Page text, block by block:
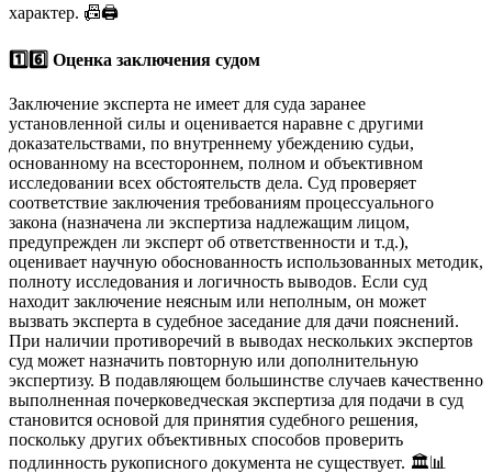
характер. 📠🖨️
1️⃣6️⃣ Оценка заключения судом
Заключение эксперта не имеет для суда заранее
установленной силы и оценивается наравне с другими
доказательствами, по внутреннему убеждению судьи,
основанному на всестороннем, полном и объективном
исследовании всех обстоятельств дела. Суд проверяет
соответствие заключения требованиям процессуального
закона (назначена ли экспертиза надлежащим лицом,
предупрежден ли эксперт об ответственности и т.д.),
оценивает научную обоснованность использованных методик,
полноту исследования и логичность выводов. Если суд
находит заключение неясным или неполным, он может
вызвать эксперта в судебное заседание для дачи пояснений.
При наличии противоречий в выводах нескольких экспертов
суд может назначить повторную или дополнительную
экспертизу. В подавляющем большинстве случаев качественно
выполненная почерковедческая экспертиза для подачи в суд
становится основой для принятия судебного решения,
поскольку других объективных способов проверить
подлинность рукописного документа не существует. 🏛️📊